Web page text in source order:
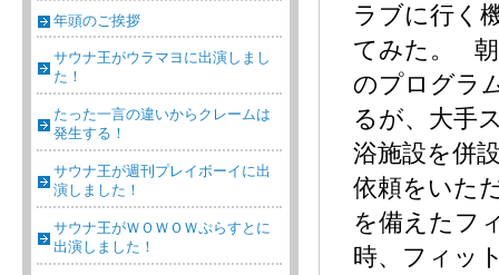
年頭のご挨拶
サウナ王がウラマヨに出演しまし
た！
たった一言の違いからクレームは
発生する！
サウナ王が週刊プレイボーイに出
演しました！
サウナ王がＷＯＷＯＷぷらすとに
出演しました！
ラブに行く
てみた。 朝
のプログラ
るが、大手
浴施設を併
依頼をいた
を備えたフ
時、フィッ